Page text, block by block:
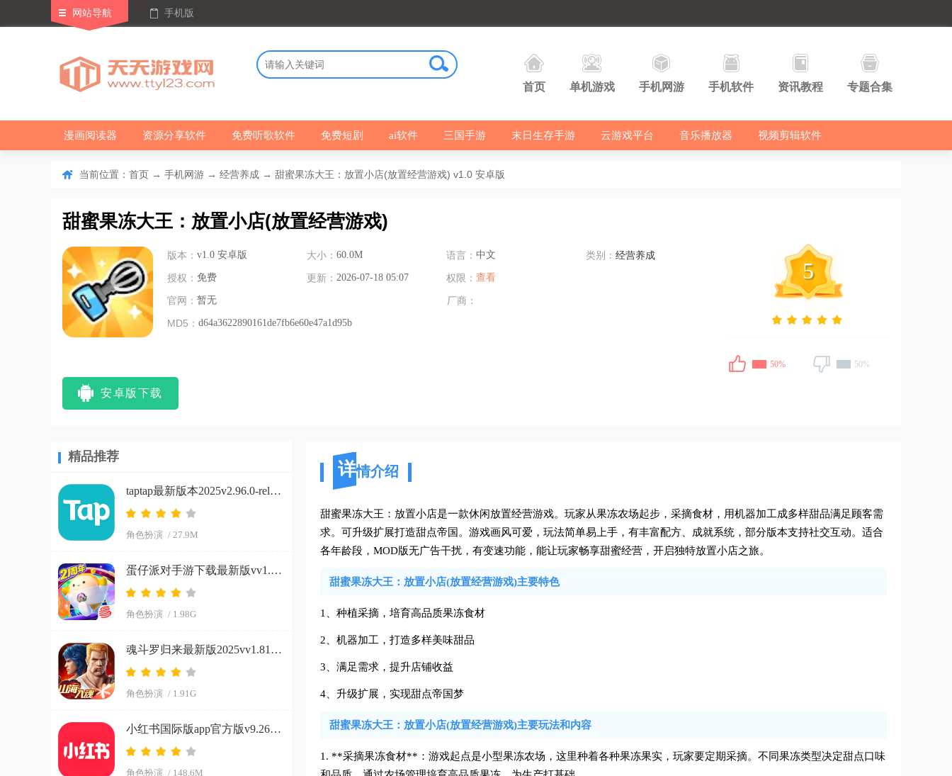
网站导航 手机版
首页 单机游戏 手机网游 手机软件 资讯教程 专题合集
漫画阅读器 资源分享软件 免费听歌软件 免费短剧 ai软件 三国手游 末日生存手游 云游戏平台 音乐播放器 视频剪辑软件
当前位置： 首页 → 手机网游 → 经营养成 → 甜蜜果冻大王：放置小店(放置经营游戏) v1.0 安卓版
甜蜜果冻大王：放置小店(放置经营游戏)
版本： v1.0 安卓版 大小： 60.0M 语言： 中文 类别： 经营养成
授权： 免费 更新： 2026-07-18 05:07 权限： 查看
官网： 暂无
厂商：
MD5： d64a3622890161de7fb6e60e47a1d95b
安卓版下载
5
50% 50%
精品推荐
taptap最新版本2025v2.96.0-rel#100200-mkt#100300-rel#100000-rel#100100-mkt#100100-rel#100200-mkt#100100 手机版
角色扮演 / 27.9M
蛋仔派对手游下载最新版vv1.0.266 手机版
角色扮演 / 1.98G
魂斗罗归来最新版2025vv1.81.133.8468 官方正版
角色扮演 / 1.91G
小红书国际版app官方版v9.26.0 官方正版
角色扮演 / 148.6M
详情介绍
甜蜜果冻大王：放置小店是一款休闲放置经营游戏。玩家从果冻农场起步，采摘食材，用机器加工成多样甜品满足顾客需
求。可升级扩展打造甜点帝国。游戏画风可爱，玩法简单易上手，有丰富配方、成就系统，部分版本支持社交互动。适合
各年龄段，MOD版无广告干扰，有变速功能，能让玩家畅享甜蜜经营，开启独特放置小店之旅。
甜蜜果冻大王：放置小店(放置经营游戏)主要特色
1、种植采摘，培育高品质果冻食材
2、机器加工，打造多样美味甜品
3、满足需求，提升店铺收益
4、升级扩展，实现甜点帝国梦
甜蜜果冻大王：放置小店(放置经营游戏)主要玩法和内容
1. **采摘果冻食材**：游戏起点是小型果冻农场，这里种着各种果冻果实，玩家要定期采摘。不同果冻类型决定甜点口味